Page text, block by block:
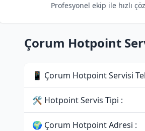
Profesyonel ekip ile hızlı
Çorum Hotpoint
📱 Çorum Hotpoint Servisi
🛠 Hotpoint Servis Tipi :
🌍 Çorum Hotpoint Adresi :